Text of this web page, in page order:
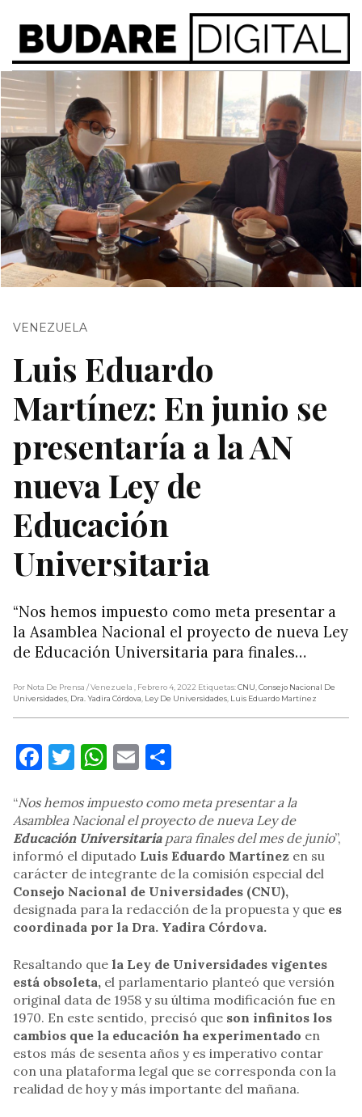
VENEZUELA
Luis Eduardo
Martínez: En junio se
presentaría a la AN
nueva Ley de
Educación
Universitaria
“Nos hemos impuesto como meta presentar a
la Asamblea Nacional el proyecto de nueva Ley
de Educación Universitaria para finales…
Por Nota De Prensa / Venezuela , Febrero 4, 2022 Etiquetas:CNU,Consejo Nacional De
Universidades, Dra. Yadira Córdova, Ley De Universidades, Luis Eduardo Martínez
Facebook
Twitter
WhatsApp
Email
“Nos hemos impuesto como meta presentar a la
Asamblea Nacional el proyecto de nueva Ley de
Educación Universitariapara finales del mes de junio”,
informó el diputado Luis Eduardo Martínez en su
carácter de integrante de la comisión especial del
Consejo Nacional de Universidades (CNU),
designada para la redacción de la propuesta y que es
coordinada por la Dra. Yadira Córdova.
Resaltando que la Ley de Universidades vigentes
está obsoleta, el parlamentario planteó que versión
original data de 1958 y su última modificación fue en
1970. En este sentido, precisó que son infinitos los
cambios que la educación ha experimentado en
estos más de sesenta años y es imperativo contar
con una plataforma legal que se corresponda con la
realidad de hoy y más importante del mañana.